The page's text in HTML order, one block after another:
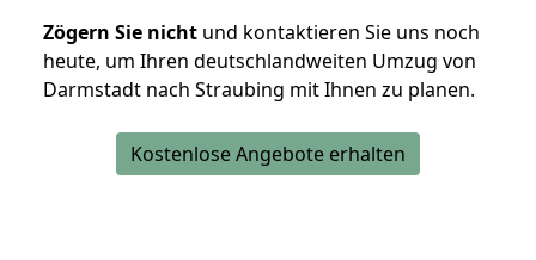
Zögern Sie nicht und kontaktieren Sie uns noch
heute, um Ihren deutschlandweiten Umzug von
Darmstadt nach Straubing mit Ihnen zu planen.
Kostenlose Angebote erhalten